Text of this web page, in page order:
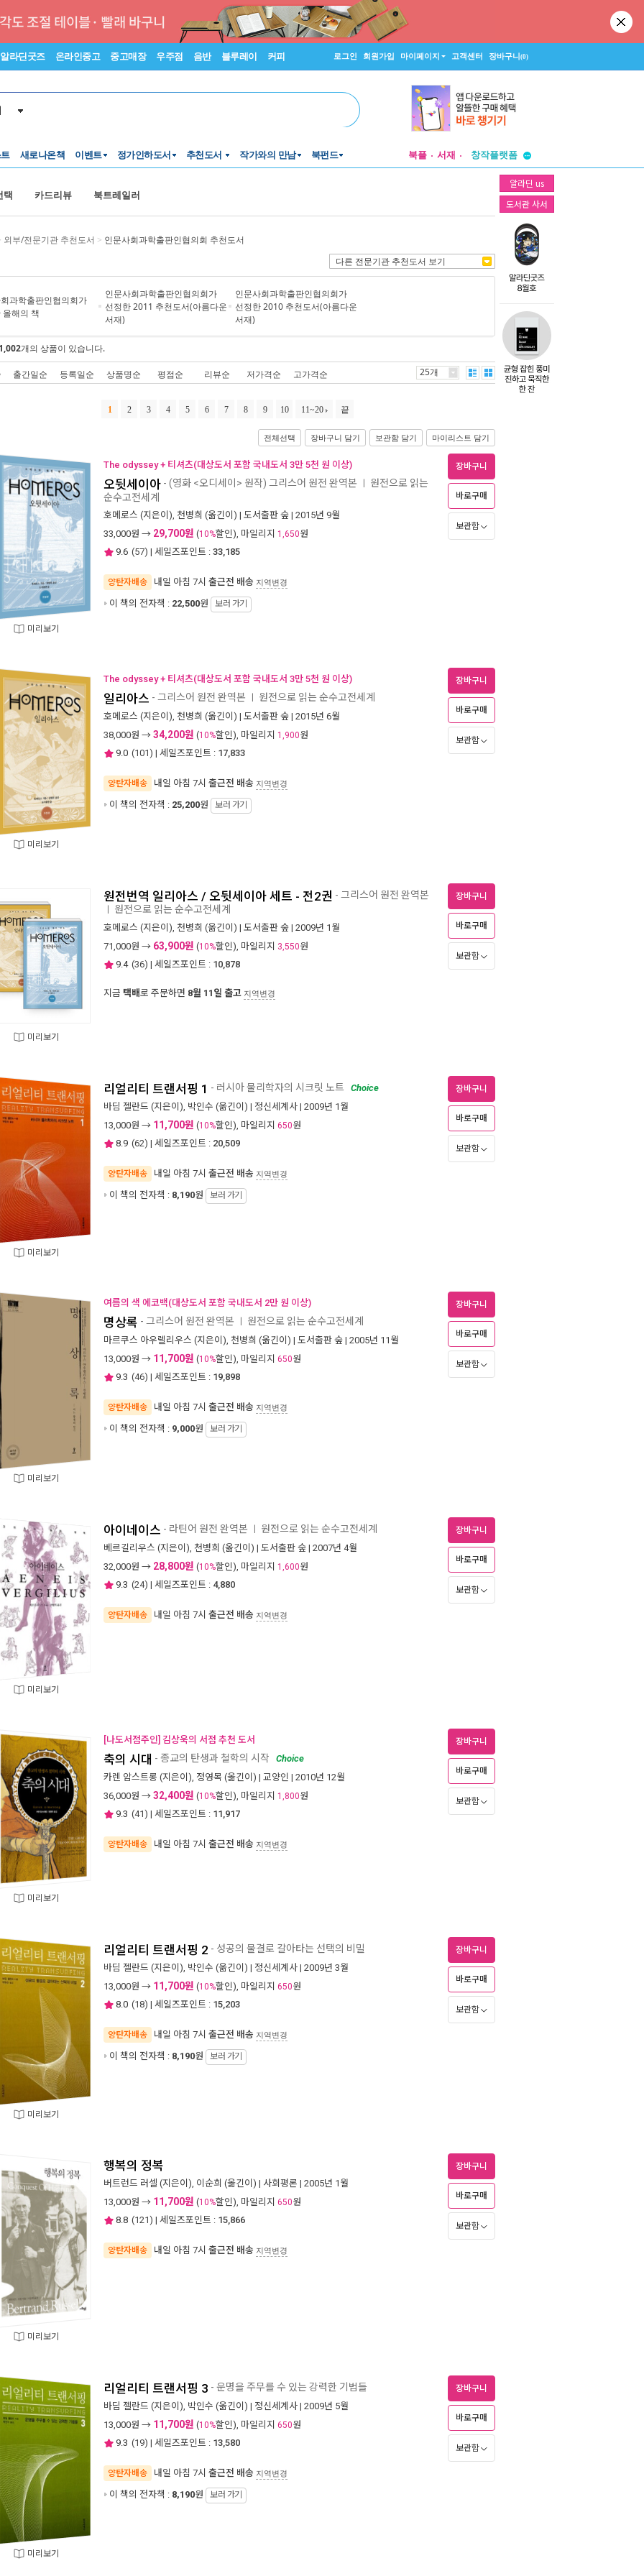
알라딘굿즈 온라인중고 중고매장 우주점 음반 블루레이 커피 로그인 회원가입 마이페이지 고객센터 장바구니(0)
새로나온책 이벤트 정가인하도서 추천도서 작가와의 만남 북펀드 북플 서재
창작플랫폼
투비컨티뉴드
알라딘 us
도서관 사서
택 카드리뷰 북트레일러
외부/전문기관 추천도서 > 인문사회과학출판인협의회 추천도서
다른 전문기관 추천도서 보기
과학출판인협의회가
올해의 책
인문사회과학출판인협의회가
선정한 2011 추천도서(아름다운
서재)
인문사회과학출판인협의회가
선정한 2010 추천도서(아름다운
서재)
개의 상품이 있습니다.
출간일순 등록일순 상품명순 평점순 리뷰순 저가격순 고가격순 25개
1 2 3 4 5 6 7 8 9 10 11~20 끝
전체선택 장바구니 담기 보관함 담기 마이리스트 담기
미리보기
The odyssey + 티셔츠(대상도서 포함 국내도서 3만 5천 원 이상)
오뒷세이아 - (영화 <오디세이> 원작) 그리스어 원전 완역본 원전으로 읽는
순수고전세계
호메로스 (지은이), 천병희 (옮긴이) | 도서출판 숲 | 2015년 9월
33,000원 → 29,700원 (10%할인), 마일리지 1,650원
9.6 (57) | 세일즈포인트 : 33,185
양탄자배송 내일 아침 7시 출근전 배송 지역변경
이 책의 전자책 : 22,500원 보러 가기
장바구니
바로구매
보관함
미리보기
The odyssey + 티셔츠(대상도서 포함 국내도서 3만 5천 원 이상)
일리아스 - 그리스어 원전 완역본 원전으로 읽는 순수고전세계
호메로스 (지은이), 천병희 (옮긴이) | 도서출판 숲 | 2015년 6월
38,000원 → 34,200원 (10%할인), 마일리지 1,900원
9.0 (101) | 세일즈포인트 : 17,833
양탄자배송 내일 아침 7시 출근전 배송 지역변경
이 책의 전자책 : 25,200원 보러 가기
장바구니
바로구매
보관함
미리보기
원전번역 일리아스 / 오뒷세이아 세트 - 전2권 - 그리스어 원전 완역본
ㅣ 원전으로 읽는 순수고전세계
호메로스 (지은이), 천병희 (옮긴이) | 도서출판 숲 | 2009년 1월
71,000원 → 63,900원 (10%할인), 마일리지 3,550원
9.4 (36) | 세일즈포인트 : 10,878
지금 택배로 주문하면 8월 11일 출고 지역변경
장바구니
바로구매
보관함
미리보기
리얼리티 트랜서핑 1 - 러시아 물리학자의 시크릿 노트 Choice
바딤 젤란드 (지은이), 박인수 (옮긴이) | 정신세계사 | 2009년 1월
13,000원 → 11,700원 (10%할인), 마일리지 650원
8.9 (62) | 세일즈포인트 : 20,509
양탄자배송 내일 아침 7시 출근전 배송 지역변경
이 책의 전자책 : 8,190원 보러 가기
장바구니
바로구매
보관함
미리보기
여름의 색 에코백(대상도서 포함 국내도서 2만 원 이상)
명상록 - 그리스어 원전 완역본 원전으로 읽는 순수고전세계
마르쿠스 아우렐리우스 (지은이), 천병희 (옮긴이) | 도서출판 숲 | 2005년 11월
13,000원 → 11,700원 (10%할인), 마일리지 650원
9.3 (46) | 세일즈포인트 : 19,898
양탄자배송 내일 아침 7시 출근전 배송 지역변경
이 책의 전자책 : 9,000원 보러 가기
장바구니
바로구매
보관함
미리보기
아이네이스 - 라틴어 원전 완역본 원전으로 읽는 순수고전세계
베르길리우스 (지은이), 천병희 (옮긴이) | 도서출판 숲 | 2007년 4월
32,000원 → 28,800원 (10%할인), 마일리지 1,600원
9.3 (24) | 세일즈포인트 : 4,880
양탄자배송 내일 아침 7시 출근전 배송 지역변경
장바구니
바로구매
보관함
미리보기
[나도서점주인] 김상욱의 서점 추천 도서
축의 시대 - 종교의 탄생과 철학의 시작
Choice
카렌 암스트롱 (지은이), 정영목 (옮긴이) | 교양인 | 2010년 12월
36,000원 → 32,400원 (10%할인), 마일리지 1,800원
9.3 (41) | 세일즈포인트 : 11,917
양탄자배송 내일 아침 7시 출근전 배송 지역변경
장바구니
바로구매
보관함
미리보기
리얼리티 트랜서핑 2 - 성공의 물결로 갈아타는 선택의 비밀
바딤 젤란드 (지은이), 박인수 (옮긴이) | 정신세계사 | 2009년 3월
13,000원 → 11,700원 (10%할인), 마일리지 650원
8.0 (18) | 세일즈포인트 : 15,203
양탄자배송 내일 아침 7시 출근전 배송 지역변경
이 책의 전자책 : 8,190원 보러 가기
장바구니
바로구매
보관함
미리보기
행복의 정복
버트런드 러셀 (지은이), 이순희 (옮긴이) | 사회평론 | 2005년 1월
13,000원 → 11,700원 (10%할인), 마일리지 650원
8.8 (121) | 세일즈포인트 : 15,866
양탄자배송 내일 아침 7시 출근전 배송 지역변경
장바구니
바로구매
보관함
미리보기
리얼리티 트랜서핑 3 - 운명을 주무를 수 있는 강력한 기법들
바딤 젤란드 (지은이), 박인수 (옮긴이) | 정신세계사 | 2009년 5월
13,000원 → 11,700원 (10%할인), 마일리지 650원
9.3 (19) | 세일즈포인트 : 13,580
양탄자배송 내일 아침 7시 출근전 배송 지역변경
이 책의 전자책 : 8,190원 보러 가기
장바구니
바로구매
보관함